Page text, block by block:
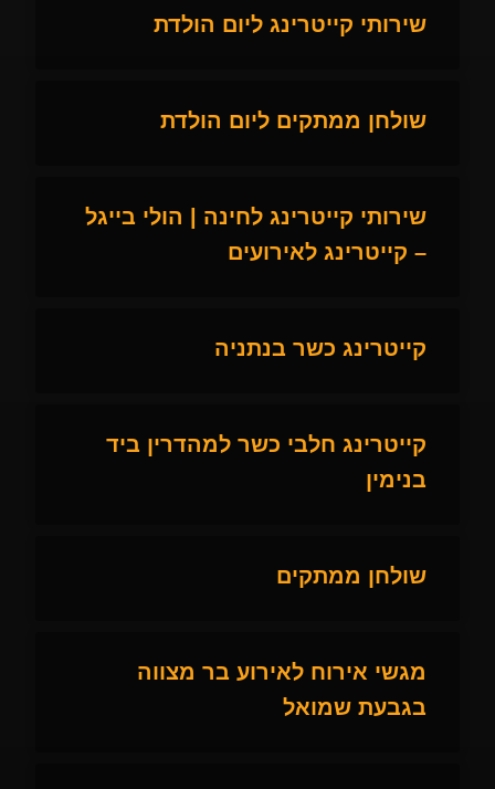
שירותי קייטרינג ליום הולדת
שולחן ממתקים ליום הולדת
שירותי קייטרינג לחינה | הולי בייגל
– קייטרינג לאירועים
קייטרינג כשר בנתניה
קייטרינג חלבי כשר למהדרין ביד
בנימין
שולחן ממתקים
מגשי אירוח לאירוע בר מצווה
בגבעת שמואל